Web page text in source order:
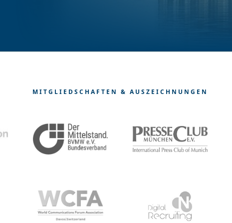
MITGLIEDSCHAFTEN & AUSZEICHNUNGEN